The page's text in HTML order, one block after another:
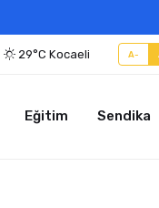
29°C Kocaeli A-
Eğitim Sendika